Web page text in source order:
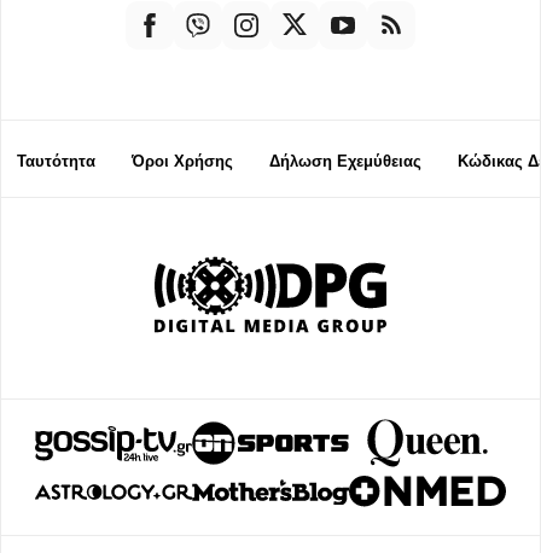
Ταυτότητα Όροι Χρήσης Δήλωση Εχεμύθειας Κώδικας